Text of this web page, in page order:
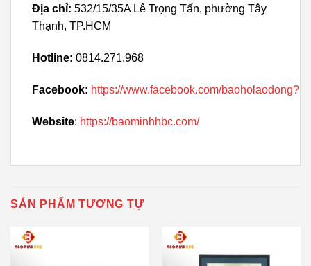
Địa chỉ: 532/15/35A Lê Trọng Tấn, phường Tây
Thạnh, TP.HCM
Hotline: 0814.271.968
Facebook: https://www.facebook.com/baoholaodong?
Website: https://baominhhbc.com/
SẢN PHẨM TƯƠNG TỰ